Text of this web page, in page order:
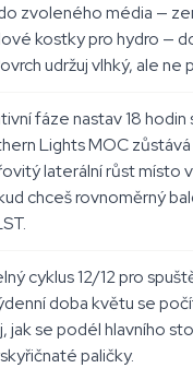
zvoleného média —
kostky pro hydro —
udržuj vlhký, ale ne
fáze nastav 18 hodin
Lights MOC
laterální růst místo
chceš rovnoměrný
cyklus 12/12 pro
doba květu se
jak se podél hlavního
paličky.